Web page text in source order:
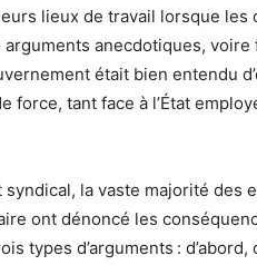
lieux de travail lorsque les
arguments anecdotiques,
était bien entendu
force, tant face à l’État
la vaste majorité des
ont dénoncé les
types d’arguments :